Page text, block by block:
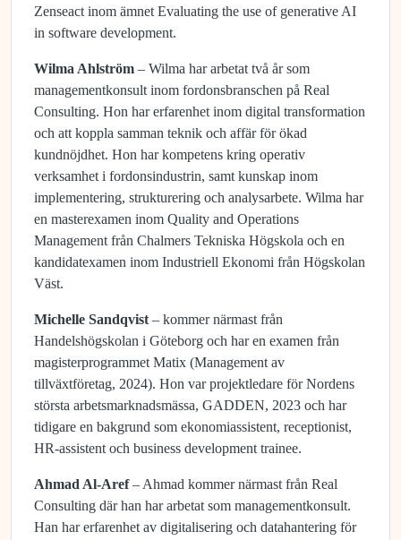
Zenseact inom ämnet Evaluating the use of generative AI
in software development.
Wilma Ahlström – Wilma har arbetat två år som
managementkonsult inom fordonsbranschen på Real
Consulting. Hon har erfarenhet inom digital transformation
och att koppla samman teknik och affär för ökad
kundnöjdhet. Hon har kompetens kring operativ
verksamhet i fordonsindustrin, samt kunskap inom
implementering, strukturering och analysarbete. Wilma har
en masterexamen inom Quality and Operations
Management från Chalmers Tekniska Högskola och en
kandidatexamen inom Industriell Ekonomi från Högskolan
Väst.
Michelle Sandqvist – kommer närmast från
Handelshögskolan i Göteborg och har en examen från
magisterprogrammet Matix (Management av
tillväxtföretag, 2024). Hon var projektledare för Nordens
största arbetsmarknadsmässa, GADDEN, 2023 och har
tidigare en bakgrund som ekonomiassistent, receptionist,
HR-assistent och business development trainee.
Ahmad Al-Aref– Ahmad kommer närmast från Real
Consulting där han har arbetat som managementkonsult.
Han har erfarenhet av digitalisering och datahantering för